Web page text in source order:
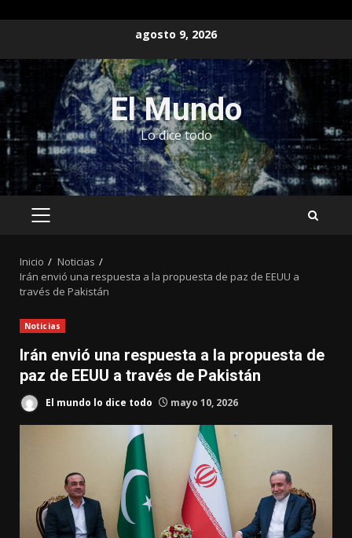
contenido
agosto 9, 2026
El Mundo
Lo dice todo
MENÚ
Inicio
Noticias
Irán envió una respuesta a la propuesta de paz de EEUU a
través de Pakistán
Noticias
Irán envió una respuesta a la propuesta de
paz de EEUU a través de Pakistán
El mundo lo dice todo mayo 10, 2026